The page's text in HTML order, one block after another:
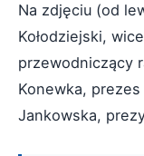
Na zdjęciu (od
Kołodziejski,
przewodniczący
Konewka, prezes
Jankowska,